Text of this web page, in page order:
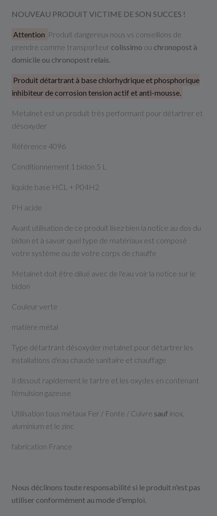
NOUVEAU PRODUIT VICTIME DE SON SUCCES !
Attention Produit dangereux nous vs conseillons de
prendre comme transporteur colissimo ou chronopost à
domicile ou chronopost relais.
Produit détartrant à base chlorhydrique et phosphorique
inhibiteur de corrosion tension actif et anti-mousse.
Metalnet est un produit très performant pour détartrer et
désoxyder
Référence 4096
Conditionnement 1 bidon 5 L
liquide base HCL + P04H2
PH acide
Avant utilisation de ce produit lisez bien la notice au dos du
bidon et à savoir quel type de matériaux est composé
votre système ou de votre corps de chauffe
Metalnet doit être dilué avec de l'eau voir la notice sur le
bidon
Couleur verte
matière métal
Type détartrant désoxyder metalnet pour détartrer les
installations d'eau chaude sanitaire et chauffage
Il dissout rapidement le tartre et les oxydes en contenant
l'émulsion gazeuse
Utilisation tous métaux Fer / Fonte / Cuivre sauf inox,
aluminium et le zinc
fabrication France
Nous déclinons toute responsabilité si le produit n'est pas
utiliser conformément au mode d'emploi.